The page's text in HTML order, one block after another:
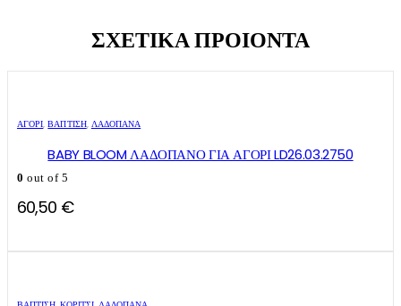
ΣΧΕΤΙΚΑ ΠΡΟΙΟΝΤΑ
ΑΓΌΡΙ,ΒΑΠΤΙΣΗ, ΛΑΔΌΠΑΝΑ
BABY BLOOM ΛΑΔΟΠΑΝΟ ΓΙΑ ΑΓΟΡΙ LD26.03.2750
0 out of 5
60,50 €